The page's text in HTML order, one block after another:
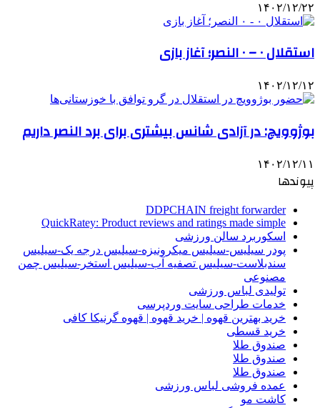
۱۴۰۲/۱۲/۲۲
استقلال ۰ – ۰ النصر؛ آغاز بازی
۱۴۰۲/۱۲/۱۲
بوژوویچ: در آزادی شانس بیشتری برای برد النصر داریم
۱۴۰۲/۱۲/۱۱
پیوندها
DDPCHAIN freight forwarder
QuickRatey: Product reviews and ratings made simple
اسکوربرد سالن ورزشی
پودر سیلیس-سیلیس میکرونیزه-سیلیس درجه یک-سیلیس
سندبلاست-سیلیس تصفیه آب-سیلیس استخر-سیلیس چمن
مصنوعی
تولیدی لباس ورزشی
خدمات طراحی سایت وردپرسی
خرید بهترین قهوه | خرید قهوه | قهوه گرنیکا کافی
خرید قسطی
صندوق طلا
صندوق طلا
صندوق طلا
عمده فروشی لباس ورزشی
کاشت مو